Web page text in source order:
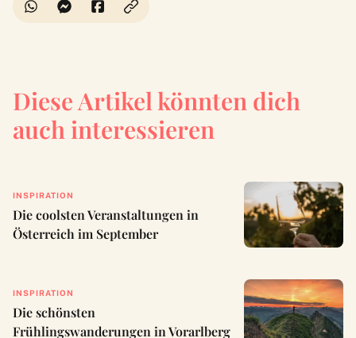
Diese Artikel könnten dich
auch interessieren
INSPIRATION
Die coolsten Veranstaltungen in
Österreich im September
INSPIRATION
Die schönsten
Frühlingswanderungen in Vorarlberg